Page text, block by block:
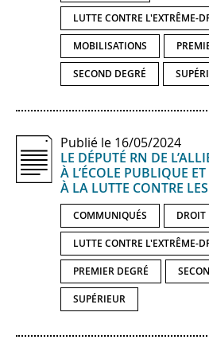
LUTTE CONTRE L'EXTRÊME-
MOBILISATIONS
SECOND DEGRÉ
Publié le 16/05/2024
LE DÉPUTÉ RN DE
À L’ÉCOLE PUBLIQUE
À LA LUTTE CONTRE
COMMUNIQUÉS DROIT
LUTTE CONTRE L'EXTRÊME-
PREMIER DEGRÉ
SUPÉRIEUR